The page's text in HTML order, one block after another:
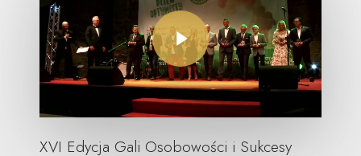
Play Video
XVI Edycja Gali Osobowości i Sukcesy